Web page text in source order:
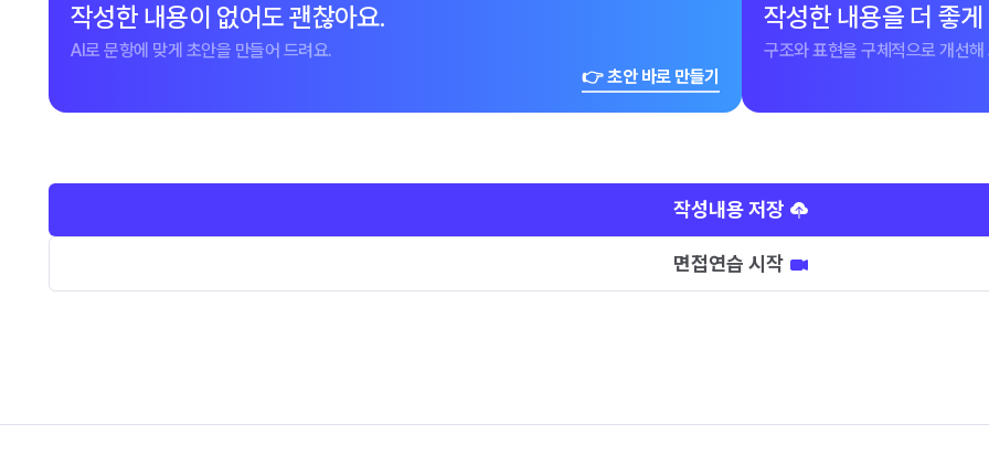
작성한 내용이 없어도 괜찮아요.
AI로 문항에 맞게 초안을 만들어 드려요.
👉 초안 바로 만들기
작성한 내용을 더 좋
구조와 표현을 구체적으로 개선해
작성내용 저장
면접연습 시작